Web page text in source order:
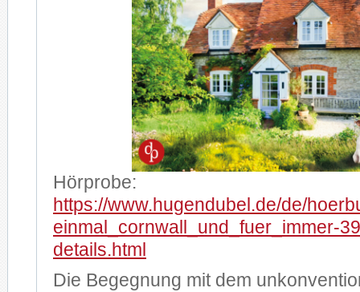
Hörprobe:
https://www.hugendubel.de/de/
einmal_cornwall_und_fuer_immer-
details.html
Die Begegnung mit dem